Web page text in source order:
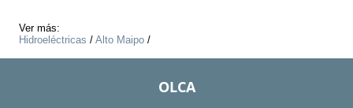
Ver más:
Hidroeléctricas / Alto Maipo /
OLCA